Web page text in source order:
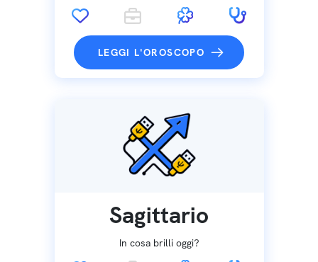
LEGGI L'OROSCOPO
Sagittario
In cosa brilli oggi?